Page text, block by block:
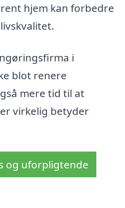
hjem kan forbedre
i
blot renere
mere tid til at
virkelig betyder
og uforpligtende